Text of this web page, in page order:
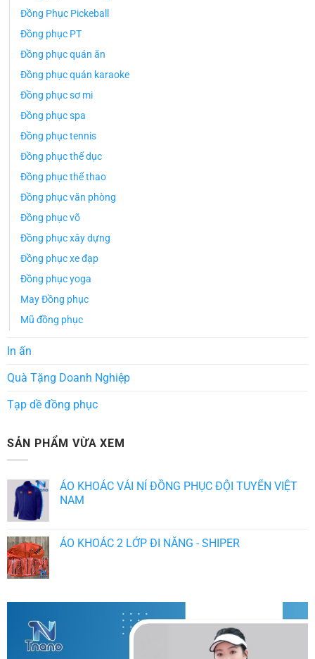
Đồng Phục Pickeball
Đồng phục PT
Đồng phục quán ăn
Đồng phục quán karaoke
Đồng phục sơ mi
Đồng phục spa
Đồng phục tennis
Đồng phục thể dục
Đồng phục thể thao
Đồng phục văn phòng
Đồng phục võ
Đồng phục xây dựng
Đồng phục xe đạp
Đồng phục yoga
May Đồng phục
Mũ đồng phục
In ấn
Quà Tặng Doanh Nghiệp
Tạp dề đồng phục
SẢN PHẨM VỪA XEM
ÁO KHOÁC VẢI NỈ ĐỒNG PHỤC ĐỘI TUYỂN VIỆT
NAM
ÁO KHOÁC 2 LỚP ĐI NẮNG - SHIPER